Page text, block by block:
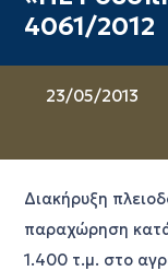
4061/2012
23/05/2013
Διακήρυξη
παραχώρηση
1.400 τ.μ. στο